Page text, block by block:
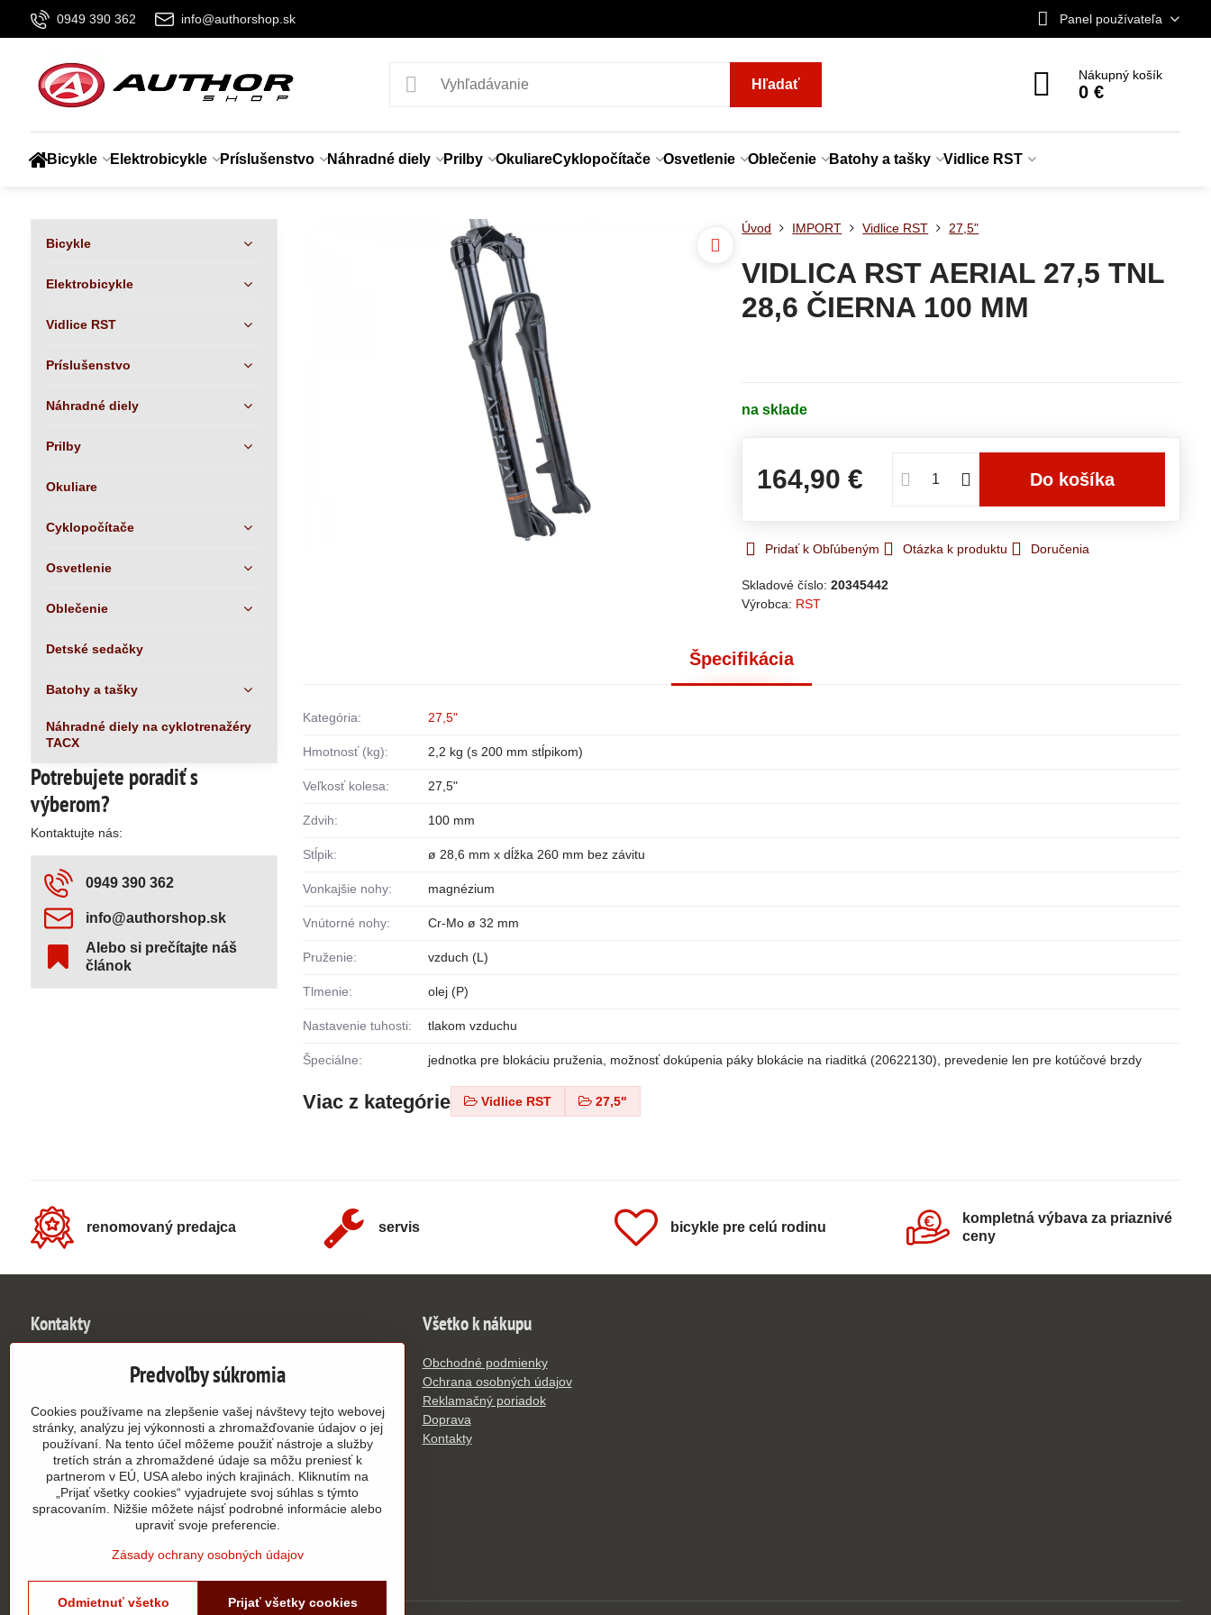
0949 390 362 info@authorshop.sk Panel používateľa
Hľadať
Nákupný košík
0 €
Bicykle Elektrobicykle Príslušenstvo Náhradné diely Prilby OkuliareCyklopočítače Osvetlenie Oblečenie Batohy a tašky Vidlice RST
Úvod IMPORT Vidlice RST 27,5"
VIDLICA RST AERIAL 27,5 TNL
28,6 ČIERNA 100 MM
na sklade
164,90 € Do košíka
Pridať k Obľúbeným Otázka k produktu Doručenia
Skladové číslo:20345442
Výrobca: RST
Špecifikácia
Kategória: 27,5"
Hmotnosť (kg): 2,2 kg (s 200 mm stĺpikom)
Veľkosť kolesa: 27,5"
Zdvih: 100 mm
Stĺpik: ø 28,6 mm x dĺžka 260 mm bez závitu
Vonkajšie nohy: magnézium
Vnútorné nohy: Cr-Mo ø 32 mm
Pruženie: vzduch (L)
Tlmenie: olej (P)
Nastavenie tuhosti: tlakom vzduchu
Špeciálne: jednotka pre blokáciu pruženia, možnosť dokúpenia páky blokácie na riaditká (20622130), prevedenie len pre kotúčové brzdy
Viac z kategórie Vidlice RST 27,5"
Bicykle
Elektrobicykle
Vidlice RST
Príslušenstvo
Náhradné diely
Prilby
Okuliare
Cyklopočítače
Osvetlenie
Oblečenie
Detské sedačky
Batohy a tašky
Náhradné diely na cyklotrenažéry
TACX
Potrebujete poradiť s
výberom?
Kontaktujte nás:
0949 390 362
info​@authorshop​.sk
Alebo si prečítajte náš
článok
renomovaný predajca servis bicykle pre celú rodinu
kompletná výbava za priaznivé
ceny
Kontakty
Johanna Vaillanta 3046/3
osobný odber len po telefonickej dohode
0949 390 362
info​@authorshop​.sk
9:00 - 15:00
PO - PIA
Všetko k nákupu
Obchodné podmienky
Ochrana osobných údajov
Reklamačný poriadok
Doprava
Kontakty
Predvoľby súkromia
Cookies používame na zlepšenie vašej návštevy tejto webovej
stránky, analýzu jej výkonnosti a zhromažďovanie údajov o jej
používaní. Na tento účel môžeme použiť nástroje a služby
tretích strán a zhromaždené údaje sa môžu preniesť k
partnerom v EÚ, USA alebo iných krajinách. Kliknutím na
„Prijať všetky cookies“ vyjadrujete svoj súhlas s týmto
spracovaním. Nižšie môžete nájsť podrobné informácie alebo
upraviť svoje preferencie.
Zásady ochrany osobných údajov
Prijať všetky cookies
Odmietnuť všetko